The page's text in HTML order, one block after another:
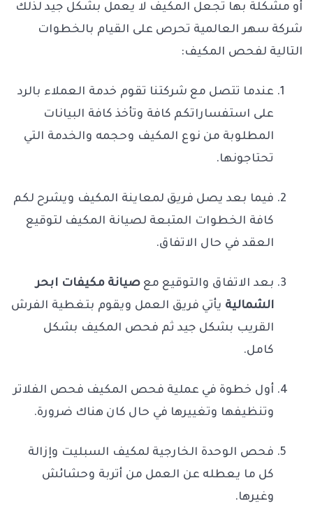
أو مشكلة بها تجعل المكيف لا يعمل بشكل جيد لذلك
شركة سهر العالمية تحرص على القيام بالخطوات
التالية لفحص المكيف:
عندما تتصل مع شركتنا تقوم خدمة العملاء بالرد
على استفساراتكم كافة وتأخذ كافة البيانات
المطلوبة من نوع المكيف وحجمه والخدمة التي
تحتاجونها.
فيما بعد يصل فريق لمعاينة المكيف ويشرح لكم
كافة الخطوات المتبعة لصيانة المكيف لتوقيع
العقد في حال الاتفاق.
بعد الاتفاق والتوقيع مع صيانة مكيفات ابحر
الشمالية يأتي فريق العمل ويقوم بتغطية الفرش
القريب بشكل جيد ثم فحص المكيف بشكل
كامل.
أول خطوة في عملية فحص المكيف فحص الفلاتر
وتنظيفها وتغييرها في حال كان هناك ضرورة.
فحص الوحدة الخارجية لمكيف السبليت وإزالة
كل ما يعطله عن العمل من أتربة وحشائش
وغيرها.